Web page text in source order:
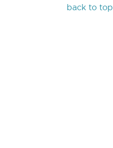
back to top